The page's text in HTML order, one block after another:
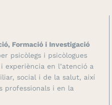
Formació i Investigació
psicòlegs i psicòlogues
en l’atenció a
social i de la salut, així
professionals i en la